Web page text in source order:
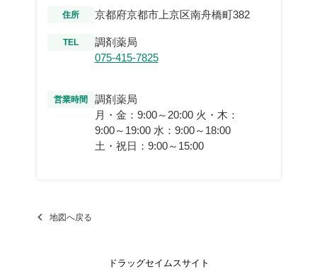
住所 京都府京都市上京区南舟橋町382
TEL
調剤薬局
075-415-7825
営業時間
調剤薬局
月・金：9:00～20:00 火・木：
9:00～19:00 水：9:00～18:00
土・祝日：9:00～15:00
地図へ戻る
ドラッグセイムスサイト